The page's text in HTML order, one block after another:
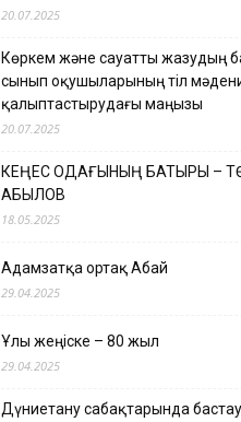
20.07.2025
Көркем және сауатты жазудың
сынып оқушыларының тіл
қалыптастырудағы маңызы
20.07.2025
КЕҢЕС ОДАҒЫНЫҢ БАТЫРЫ –
ҚАБЫЛОВ
18.05.2025
Адамзатқа ортақ Абай
29.04.2025
Ұлы жеңіске – 80 жыл
29.04.2025
Дүниетану сабақтарында